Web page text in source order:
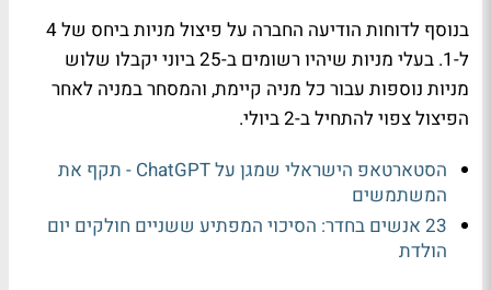
בנוסף לדוחות הודיעה החברה על פיצול מניות ביחס של 4
ל-1. בעלי מניות שיהיו רשומים ב-25 ביוני יקבלו שלוש
מניות נוספות עבור כל מניה קיימת, והמסחר במניה לאחר
הפיצול צפוי להתחיל ב-2 ביולי.
הסטארטאפ הישראלי שמגן על ChatGPT - תקף את
המשתמשים
23 אנשים בחדר: הסיכוי המפתיע ששניים חולקים יום
הולדת